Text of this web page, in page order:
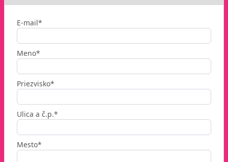
E-mail*
Meno*
Priezvisko*
Ulica a č.p.*
Mesto*